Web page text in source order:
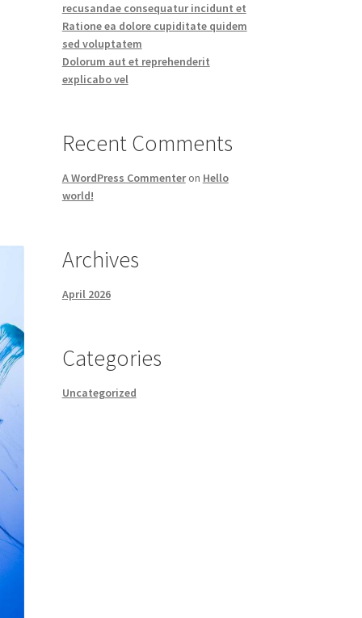
recusandae consequatur incidunt et
Ratione ea dolore cupiditate quidem
sed voluptatem
Dolorum aut et reprehenderit
explicabo vel
Recent Comments
A WordPress Commenteron Hello
world!
Archives
April 2026
Categories
Uncategorized